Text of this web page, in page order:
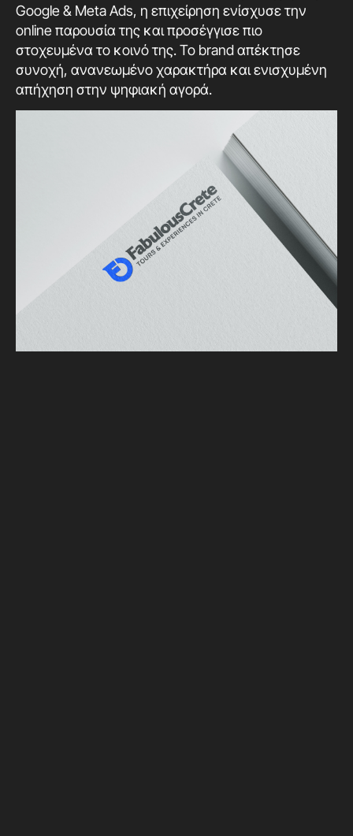
Google & Meta Ads, η επιχείρηση ενίσχυσε την
online παρουσία της και προσέγγισε πιο
στοχευμένα το κοινό της. Το brand απέκτησε
συνοχή, ανανεωμένο χαρακτήρα και ενισχυμένη
απήχηση στην ψηφιακή αγορά.